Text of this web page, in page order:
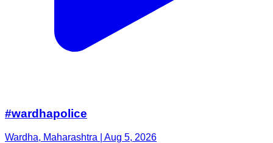
#wardhapolice
Wardha, Maharashtra | Aug 5, 2026